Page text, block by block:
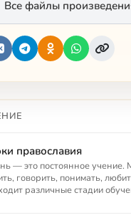
Все файлы
православия
— это постоянное учение.
говорить, понимать,
различные стадии